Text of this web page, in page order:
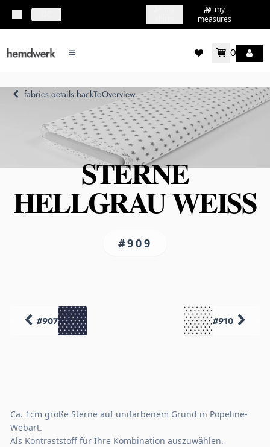
my-
measures
mainMenu.menu 0
fabrics.details.backToOverview
STERNE
HELLGRAU WEISS
#909
#907 #910
Ca. 1cm große Sterne auf unifarbenem Grund in Popeline-
Webart.
Als Kontraststoff für Ihre Kombination auszuwählen.